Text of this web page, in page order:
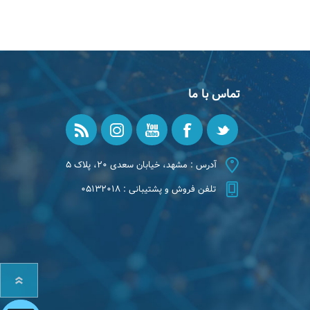
تماس با ما
آدرس : مشهد، خیابان سعدی ۲۰، پلاک ۵
تلفن فروش و پشتیبانی : ۰۵۱۳۲۰۱۸